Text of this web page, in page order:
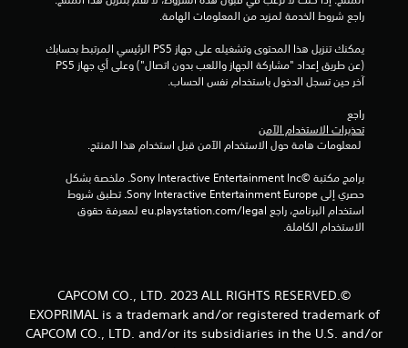
راجع شروط الخدمة لمزيد من المعلومات الهامة.
آخر حين تسجل الدخول باستخدام نفس الحساب.
راجع
تحذيرات الاستخدام الآمن
الاستخدام الكاملة.
©CAPCOM CO., LTD. 2023 ALL RIGHTS RESERVED.
EXOPRIMAL is a trademark and/or registered trademark of
CAPCOM CO., LTD. and/or its subsidiaries in the U.S. and/or